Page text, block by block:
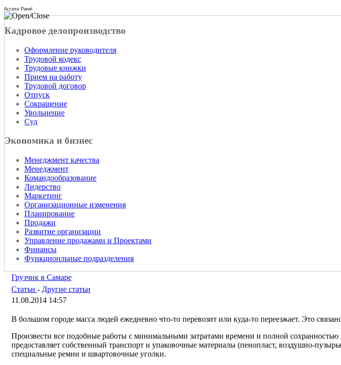
Access Panel
Кадровое делопроизводство
Оформление руководителя
Трудовой кодекс
Трудовые книжки
Прием на работу
Трудовой договор
Отпуск
Сокращение
Увольнение
Суд
Экономика и бизнес
Менеджмент качества
Менеджмент
Командообразование
Лидерство
Маркетинг
Организационные изменения
Планирование
Продажи
Развитие организации
Управление продажами и Проектами
Финансы
Функционльные подразделения
Грузчик в Самаре
Статьи - Другие статьи
11.08.2014 14:57
В большом городе масса людей ежедневно что-то перевозит или куда-то переезжает. Это
Произвести все подобные работы с минимальными затратами времени и полной сохранностью
предоставляет собственный транспорт и упаковочные материалы (пенопласт, воздушно-
специальные ремни и швартовочные уголки.